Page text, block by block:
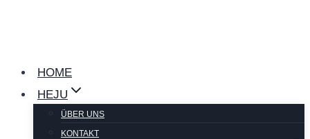
HOME
HEJU
ÜBER UNS
KONTAKT